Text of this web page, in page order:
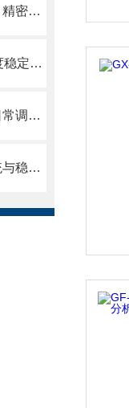
AND爱安德 GX-6001A精密天平 精密科研与品质质检场景应用技术
GX-10001A电子天平 全量程精度稳定控制与运维技术
GX-303A电子天平 精度维护与日常调校技术要点
GX-303A精密电子天平 传感系统与稳定性技术原理